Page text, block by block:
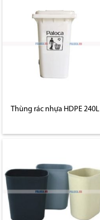
Thùng rác nhựa HDPE 240L